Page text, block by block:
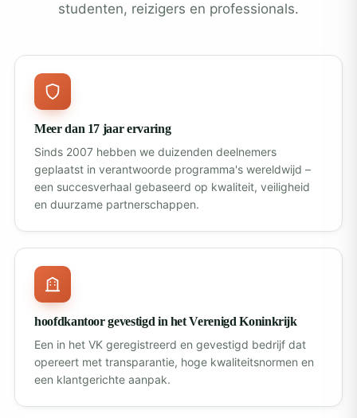
studenten, reizigers en professionals.
Meer dan 17 jaar ervaring
Sinds 2007 hebben we duizenden deelnemers
geplaatst in verantwoorde programma's wereldwijd –
een succesverhaal gebaseerd op kwaliteit, veiligheid
en duurzame partnerschappen.
hoofdkantoor gevestigd in het Verenigd Koninkrijk
Een in het VK geregistreerd en gevestigd bedrijf dat
opereert met transparantie, hoge kwaliteitsnormen en
een klantgerichte aanpak.